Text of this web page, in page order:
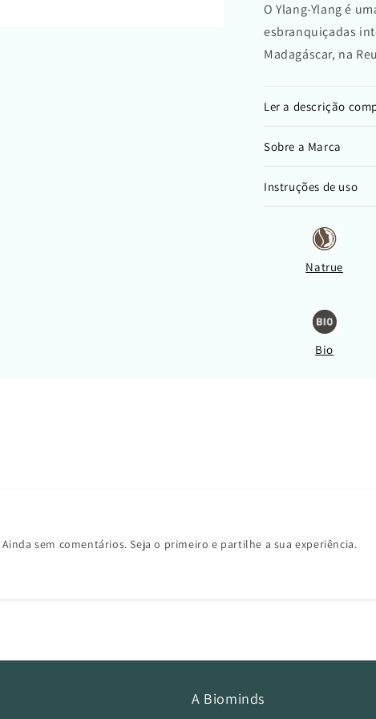
O Ylang-Ylang é
esbranquiçadas
Madagáscar, na
Ler a descrição
Sobre a Marca
Instruções de uso
Natrue
Bio
Ainda sem comentários. Seja o primeiro e partilhe a sua experiência.
A Biominds